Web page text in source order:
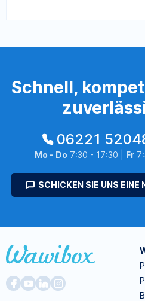
Schnell,
06221
Mo - Do 7:30 - 17:30 | Fr
SCHICKEN SIE UNS EINE